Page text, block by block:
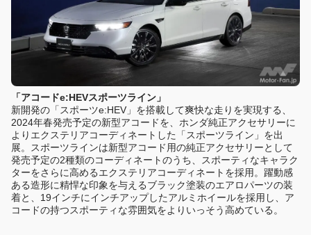
「アコードe:HEVスポーツライン」
新開発の「スポーツe:HEV」を搭載して爽快な走りを実現する、
2024年春発売予定の新型アコードを、ホンダ純正アクセサリーに
よりエクステリアコーディネートした「スポーツライン」を出
展。スポーツラインは新型アコード用の純正アクセサリーとして
発売予定の2種類のコーディネートのうち、スポーティなキャラク
ターをさらに高めるエクステリアコーディネートを採用。躍動感
ある造形に精悍な印象を与えるブラック塗装のエアロパーツの装
着と、19インチにインチアップしたアルミホイールを採用し、ア
コードの持つスポーティな雰囲気をよりいっそう高めている。